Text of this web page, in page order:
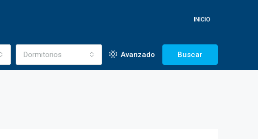
INICIO
Dormitorios Avanzado Buscar